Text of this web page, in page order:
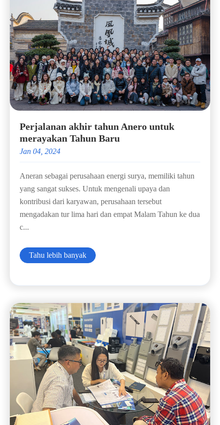
Perjalanan akhir tahun Anero untuk
merayakan Tahun Baru
Jan 04, 2024
Aneran sebagai perusahaan energi surya, memiliki tahun
yang sangat sukses. Untuk mengenali upaya dan
kontribusi dari karyawan, perusahaan tersebut
mengadakan tur lima hari dan empat Malam Tahun ke dua
c...
Tahu lebih banyak